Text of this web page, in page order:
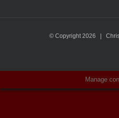
© Copyright2026 |
Manage